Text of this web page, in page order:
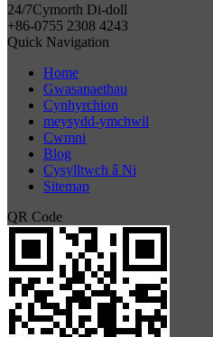
24/7Cymorth Di-doll
+86-0755 2308 4243
Quick Navigation
Home
Gwasanaethau
Cynhyrchion
meysydd-ymchwil
Cwmni
Blog
Cysylltwch â Ni
Sitemap
QR Code